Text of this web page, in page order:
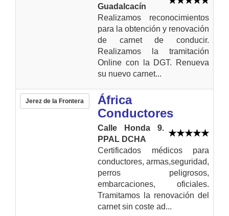
Guadalcacín
Realizamos reconocimientos
para la obtención y renovación
de carnet de conducir.
Realizamos la tramitación
Online con la DGT. Renueva
su nuevo carnet...
Jerez de la Frontera
África
Conductores
Calle Honda 9.
PPAL DCHA
Certificados médicos para
conductores, armas,seguridad,
perros peligrosos,
embarcaciones, oficiales.
Tramitamos la renovación del
carnet sin coste ad...